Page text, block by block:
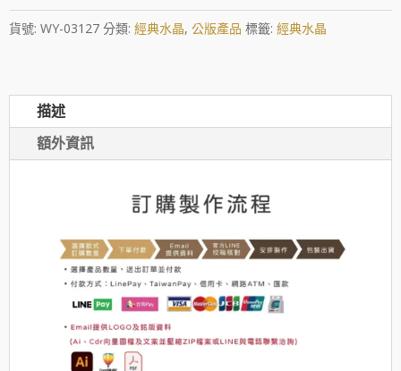
水
晶
晶
貨號: WY-03127 分類: 經典水晶, 公版產品 標籤: 經典水晶
描述
額外資訊